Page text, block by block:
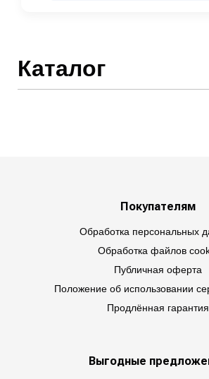
Каталог
Покупателям
Обработка персональных
Обработка файлов
Публичная оферта
Положение об использовании
Продлённая гарантия
Выгодные